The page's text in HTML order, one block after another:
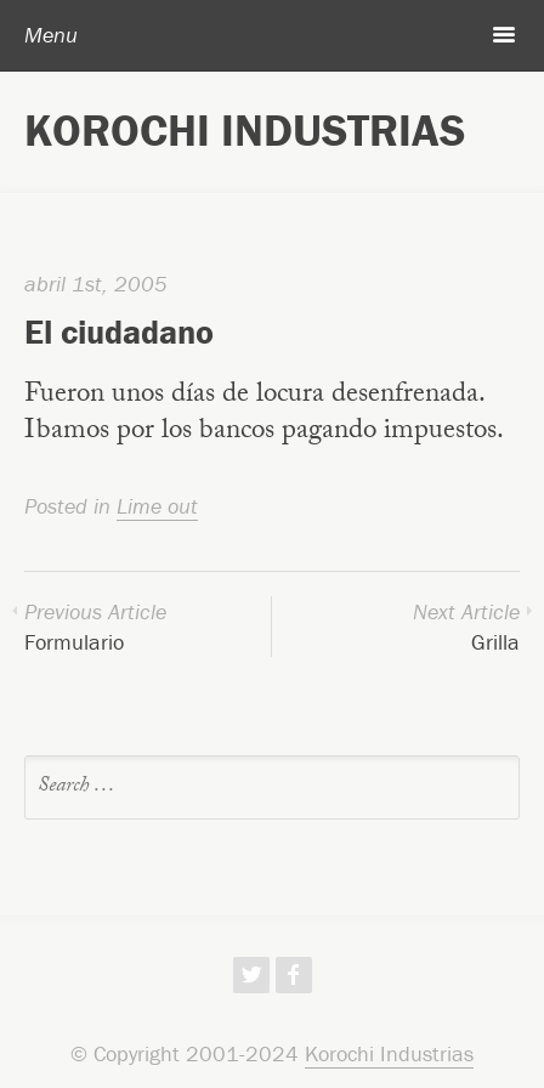
KOROCHI INDUSTRIAS
Menu m
Archivo
abril 1st, 2005
El ciudadano
Fueron unos días de locura desenfrenada.
Ibamos por los bancos pagando impuestos.
Posted in Lime out
Previous Article
Formulario
Next Article
Grilla
© Copyright 2001-2024 Korochi Industrias
w f